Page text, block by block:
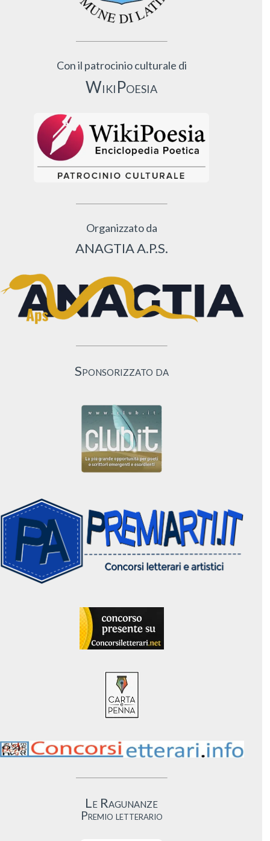
Con il patrocinio culturale di
WikiPoesia
Organizzato da
ANAGTIA A.P.S.
Sponsorizzato da
Le Ragunanze
Premio letterario